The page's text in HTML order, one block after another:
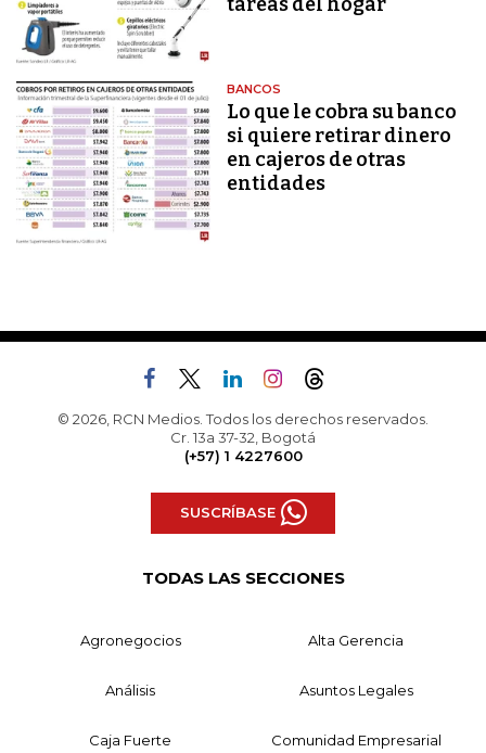
BANCOS
Lo que le cobra su banco
si quiere retirar dinero
en cajeros de otras
entidades
© 2026, RCN Medios. Todos los derechos reservados.
Cr. 13a 37-32, Bogotá
(+57) 1 4227600
SUSCRÍBASE
TODAS LAS SECCIONES
Agronegocios Alta Gerencia
Análisis Asuntos Legales
Caja Fuerte Comunidad Empresarial